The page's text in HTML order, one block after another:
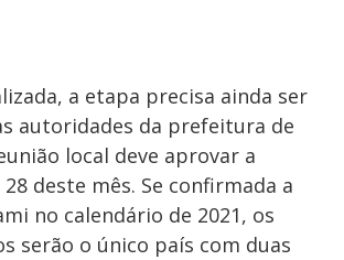
a etapa precisa ainda ser
autoridades da prefeitura de
local deve aprovar a
deste mês. Se confirmada a
no calendário de 2021, os
serão o único país com duas